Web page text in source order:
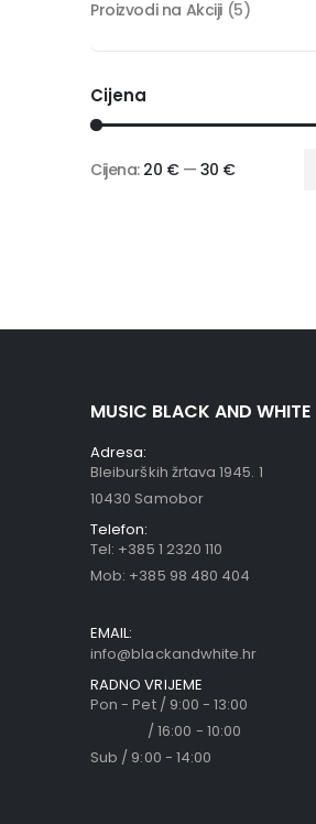
Proizvodi na Akciji (5)
Cijena
Cijena: 20 €— 30 €
MUSIC BLACK AND WHITE
Adresa:
Bleiburških žrtava 1945. 1
10430 Samobor
Telefon:
Tel: +385 1 2320 110
Mob: +385 98 480 404
EMAIL:
info@blackandwhite.hr
RADNO VRIJEME
Pon - Pet / 9:00 - 13:00
/ 16:00 - 10:00
Sub / 9:00 - 14:00